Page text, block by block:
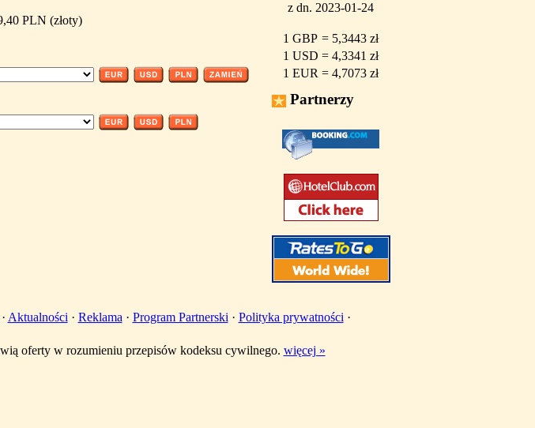
PLN (złoty)
z dn. 2023-01-24
1 GBP = 5,3443 zł
1 USD = 4,3341 zł
1 EUR = 4,7073 zł
Partnerzy
Aktualności · Reklama · Program Partnerski · Polityka prywatności ·
oferty w rozumieniu przepisów kodeksu cywilnego. więcej »